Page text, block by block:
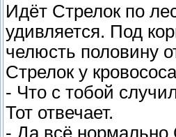
Идёт Стрелок по
удивляется. Под
челюсть половину
Стрелок у
- Что с тобой
Тот отвечает.
- Да всё нормально